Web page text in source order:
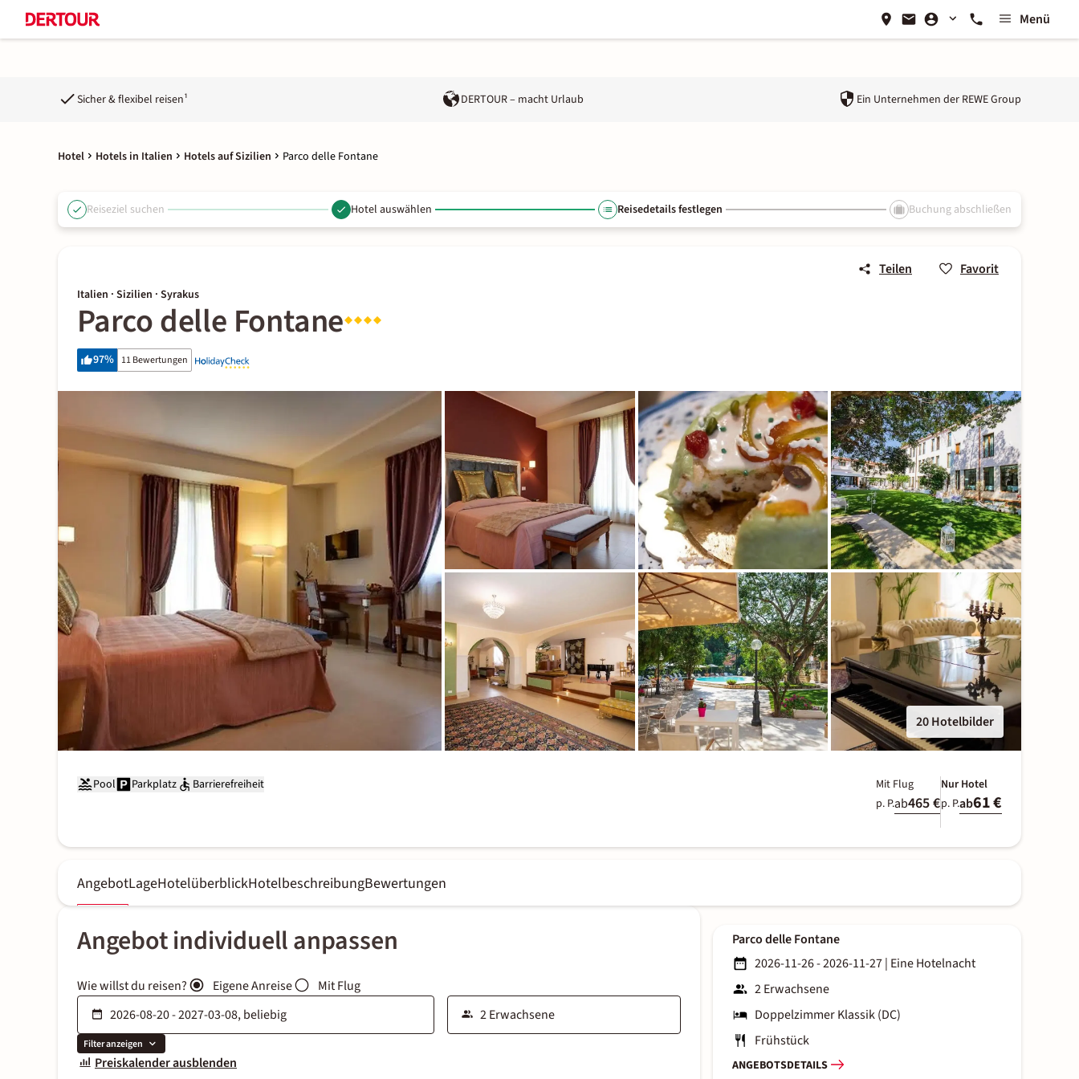
Menü
Sicher & flexibel reisen¹ DERTOUR – macht Urlaub Ein Unternehmen der REWE Group
Hotel Hotels in Italien Hotels auf Sizilien Parco delle Fontane
Reiseziel suchen Hotel auswählen Reisedetails festlegen Buchung abschließen
Teilen Favorit
Italien · Sizilien · Syrakus
Parco delle Fontane
97% 11 Bewertungen
20 Hotelbilder
Pool Parkplatz Barrierefreiheit
Mit Flug
p. P.ab465 €
Nur Hotel
p. P.ab61 €
AngebotLageHotelüberblickHotelbeschreibungBewertungen
Angebot individuell anpassen
Wie willst du reisen? Eigene Anreise Mit Flug
Filter anzeigen
Preiskalender ausblenden
Parco delle Fontane
2026-11-26 - 2026-11-27| Eine Hotelnacht
2 Erwachsene
Doppelzimmer Klassik (DC)
Frühstück
ANGEBOTSDETAILS